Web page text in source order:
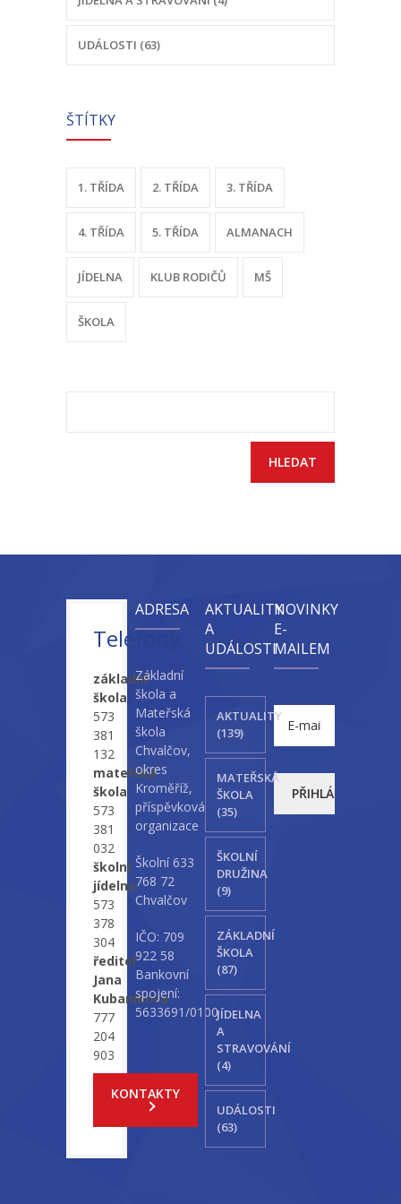
---- Posilovna
---- Multifunkční hřiště
---- Správce areálu
UDÁLOSTI (63)
ŠTÍTKY
1. TŘÍDA 2. TŘÍDA 3. TŘÍDA
4. TŘÍDA 5. TŘÍDA ALMANACH
JÍDELNA KLUB RODIČŮ MŠ
ŠKOLA
Telefony
základní
škola
573
381
132
mateřská
škola
573
381
032
školní
jídelna
573
378
304
ředitel
Jana
Kubaníková
777
204
903
KONTAKTY
ADRESA
Základní
škola a
Mateřská
škola
Chvalčov,
okres
Kroměříž,
příspěvková
organizace
Školní 633
768 72
Chvalčov
IČO: 709
922 58
Bankovní
spojení:
5633691/0100
AKTUALITY
A
UDÁLOSTI
AKTUALITY
(139)
MATEŘSKÁ
ŠKOLA
(35)
ŠKOLNÍ
DRUŽINA
(9)
ZÁKLADNÍ
ŠKOLA
(87)
JÍDELNA
A
STRAVOVÁNÍ
(4)
UDÁLOSTI
(63)
NOVINKY
E-
MAILEM